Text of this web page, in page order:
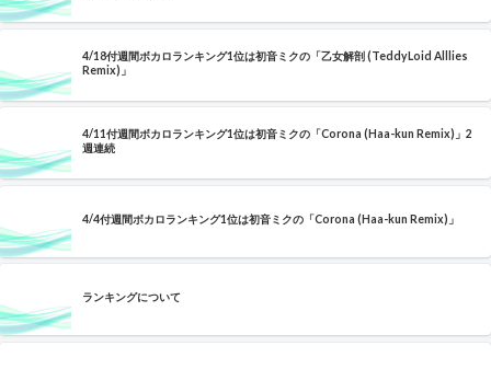
4/18付週間ボカロランキング1位は初音ミクの「乙女解剖 (TeddyLoid Alllies
Remix)」
4/11付週間ボカロランキング1位は初音ミクの「Corona (Haa-kun Remix)」2
週連続
4/4付週間ボカロランキング1位は初音ミクの「Corona (Haa-kun Remix)」
ランキングについて